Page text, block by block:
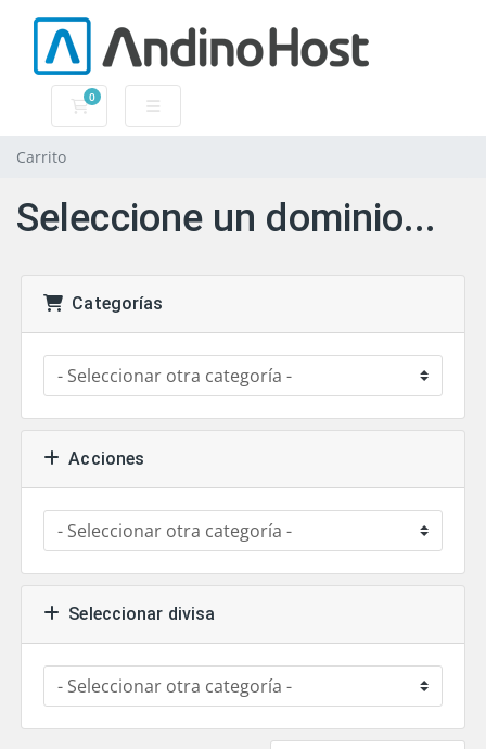
0
Carrito
Carrito
Seleccione un dominio...
Categorías
Acciones
Seleccionar divisa